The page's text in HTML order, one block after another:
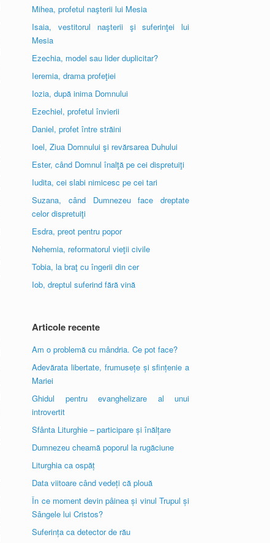
Mihea, profetul naşterii lui Mesia
Isaia, vestitorul naşterii şi suferinţei lui
Mesia
Ezechia, model sau lider duplicitar?
Ieremia, drama profeţiei
Iozia, după inima Domnului
Ezechiel, profetul învierii
Daniel, profet între străini
Ioel, Ziua Domnului şi revărsarea Duhului
Ester, când Domnul înalţă pe cei dispretuiţi
Iudita, cei slabi nimicesc pe cei tari
Suzana, când Dumnezeu face dreptate
celor dispretuiţi
Esdra, preot pentru popor
Nehemia, reformatorul vieţii civile
Tobia, la braţ cu îngerii din cer
Iob, dreptul suferind fără vină
Articole recente
Am o problemă cu mândria. Ce pot face?
Adevărata libertate, frumusețe și sfințenie a
Mariei
Ghidul pentru evanghelizare al unui
introvertit
Sfânta Liturghie – participare și înălțare
Dumnezeu cheamă poporul la rugăciune
Liturghia ca ospăț
Data viitoare când vedeți că plouă
În ce moment devin pâinea și vinul Trupul și
Sângele lui Cristos?
Suferința ca detector de rău